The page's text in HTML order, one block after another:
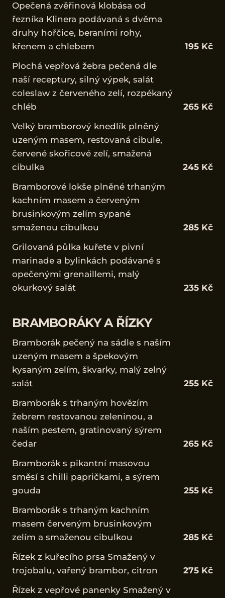
Opečená zvěřinová klobása od
řezníka Klinera podávaná s dvěma
druhy hořčice, beraními rohy,
křenem a chlebem
195 Kč
Plochá vepřová žebra pečená dle
naší receptury, silný výpek, salát
coleslaw z červeného zelí, rozpékaný
chléb
265 Kč
Velký bramborový knedlík plněný
uzeným masem, restovaná cibule,
červené skořicové zelí, smažená
cibulka
245 Kč
Bramborové lokše plněné trhaným
kachním masem a červeným
brusinkovým zelím sypané
smaženou cibulkou
285 Kč
Grilovaná půlka kuřete v pivní
marinade a bylinkách podávané s
opečenými grenaillemi, malý
okurkový salát
235 Kč
BRAMBORÁKY A ŘÍZKY
Bramborák pečený na sádle s naším
uzeným masem a špekovým
kysaným zelím, škvarky, malý zelný
salát
255 Kč
Bramborák s trhaným hovězím
žebrem restovanou zeleninou, a
naším pestem, gratinovaný sýrem
čedar
265 Kč
Bramborák s pikantní masovou
směsí s chilli papričkami, a sýrem
gouda
255 Kč
Bramborák s trhaným kachním
masem červeným brusinkovým
zelím a smaženou cibulkou
285 Kč
Řízek z kuřecího prsa Smažený v
trojobalu, vařený brambor, citron
275 Kč
Řízek z vepřové panenky Smažený v